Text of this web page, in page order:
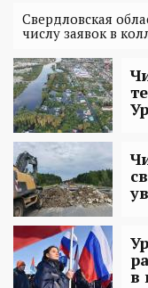
Свердловская
числу заявок в
в